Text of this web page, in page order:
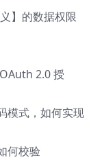
】的数据权限
2.0 授
式，如何实现
何校验